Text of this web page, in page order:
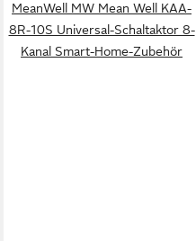
MeanWell MW Mean Well KAA-
8R-10S Universal-Schaltaktor 8-
Kanal Smart-Home-Zubehör